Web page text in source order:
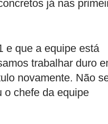
já nas
e que a equipe está
trabalhar duro
novamente. Não
o chefe da equipe